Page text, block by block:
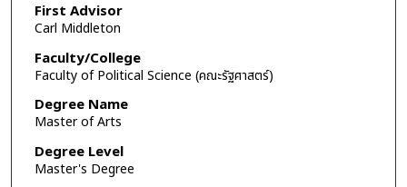
First Advisor
Carl Middleton
Faculty/College
Faculty of Political Science (คณะรัฐศาสตร์)
Degree Name
Master of Arts
Degree Level
Master's Degree